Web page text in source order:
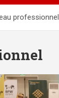
professionnel